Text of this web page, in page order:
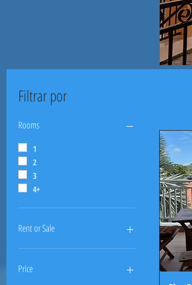
Filtrar por
Rooms
1
2
3
4+
Rent or Sale
Sell
Price